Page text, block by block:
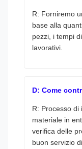
R: Forniremo
base alla
pezzi, i tempi
lavorativi.
D: Come
R: Processo di
materiale in
verifica delle
buon servizio